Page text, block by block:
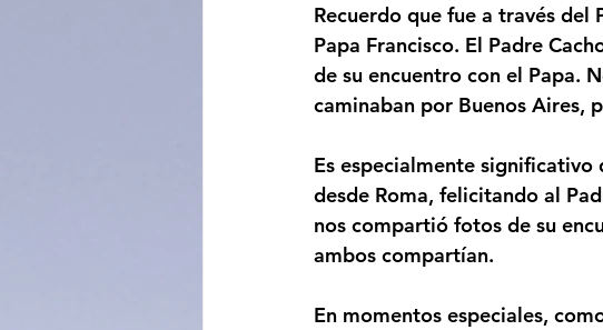
Recuerdo que fue a través
Papa Francisco. El Padre
de su encuentro con el Papa.
caminaban por Buenos Aires,
Es especialmente significativo
desde Roma, felicitando al
nos compartió fotos de su
ambos compartían.
En momentos especiales,